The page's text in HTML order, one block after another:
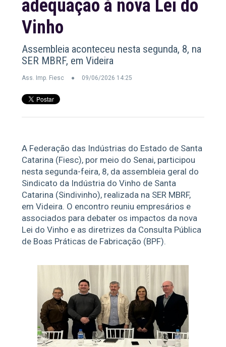
adequação à nova Lei do
Vinho
Assembleia aconteceu nesta segunda, 8, na
SER MBRF, em Videira
Ass. Imp. Fiesc 09/06/2026 14:25
A Federação das Indústrias do Estado de Santa
Catarina (Fiesc), por meio do Senai, participou
nesta segunda-feira, 8, da assembleia geral do
Sindicato da Indústria do Vinho de Santa
Catarina (Sindivinho), realizada na SER MBRF,
em Videira. O encontro reuniu empresários e
associados para debater os impactos da nova
Lei do Vinho e as diretrizes da Consulta Pública
de Boas Práticas de Fabricação (BPF).